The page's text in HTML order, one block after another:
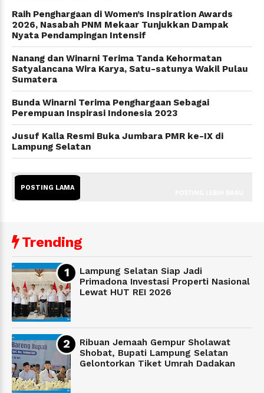
Raih Penghargaan di Women’s Inspiration Awards
2026, Nasabah PNM Mekaar Tunjukkan Dampak
Nyata Pendampingan Intensif
Nanang dan Winarni Terima Tanda Kehormatan
Satyalancana Wira Karya, Satu-satunya Wakil Pulau
Sumatera
Bunda Winarni Terima Penghargaan Sebagai
Perempuan Inspirasi Indonesia 2023
Jusuf Kalla Resmi Buka Jumbara PMR ke-IX di
Lampung Selatan
POSTING LAMA
Trending
Lampung Selatan Siap Jadi
Primadona Investasi Properti Nasional
Lewat HUT REI 2026
Ribuan Jemaah Gempur Sholawat
Shobat, Bupati Lampung Selatan
Gelontorkan Tiket Umrah Dadakan